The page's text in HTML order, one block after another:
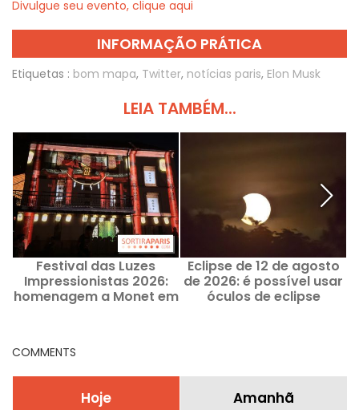
Divulgue seu evento, clique aqui
INFORMAÇÃO PRÁTICA
Etiquetas : bom mapa, Twitter, notícias paris, Elon Musk
LEIA TAMBÉM...
Festival das Luzes
Impressionistas 2026:
homenagem a Monet em
Eclipse de 12 de agosto
de 2026: é possível usar
óculos de eclipse
COMMENTS
Hoje Amanhã